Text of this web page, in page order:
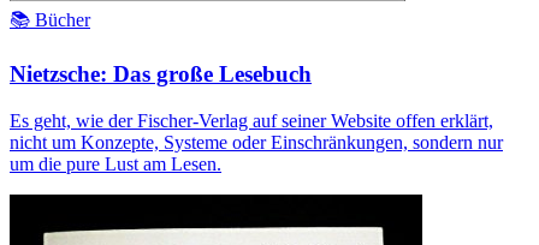
📚 Bücher
Nietzsche: Das große Lesebuch
Es geht, wie der Fischer-Verlag auf seiner Website offen erklärt,
nicht um Konzepte, Systeme oder Einschränkungen, sondern nur
um die pure Lust am Lesen.